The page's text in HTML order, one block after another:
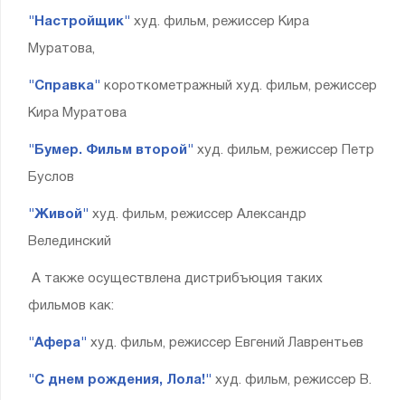
"Настройщик" худ. фильм, режиссер Кира
Муратова,
"Справка" короткометражный худ. фильм, режиссер
Кира Муратова
"Бумер. Фильм второй" худ. фильм, режиссер Петр
Буслов
"Живой" худ. фильм, режиссер Александр
Велединский
А также осуществлена дистрибъюция таких
фильмов как:
"Афера" худ. фильм, режиссер Евгений Лаврентьев
"С днем рождения, Лола!" худ. фильм, режиссер В.